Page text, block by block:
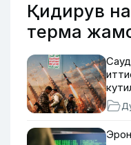
Қидирув
терма